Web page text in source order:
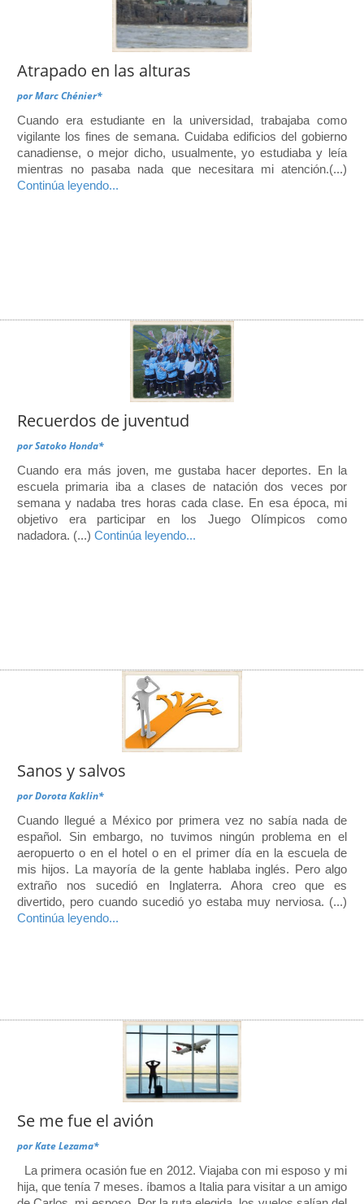
Atrapado en las alturas
porMarc Chénier*
Cuando era estudiante en la universidad, trabajaba como
vigilante los fines de semana. Cuidaba edificios del gobierno
canadiense, o mejor dicho, usualmente, yo estudiaba y leía
mientras no pasaba nada que necesitara mi atención.(...)
Continúa leyendo...
Recuerdos de juventud
porSatoko Honda*
Cuando era más joven, me gustaba hacer deportes. En la
escuela primaria iba a clases de natación dos veces por
semana y nadaba tres horas cada clase. En esa época, mi
objetivo era participar en los Juego Olímpicos como
nadadora. (...) Continúa leyendo...
Sanos y salvos
porDorota Kaklin*
Cuando llegué a México por primera vez no sabía nada de
español. Sin embargo, no tuvimos ningún problema en el
aeropuerto o en el hotel o en el primer día en la escuela de
mis hijos. La mayoría de la gente hablaba inglés. Pero algo
extraño nos sucedió en Inglaterra. Ahora creo que es
divertido, pero cuando sucedió yo estaba muy nerviosa. (...)
Continúa leyendo...
Se me fue el avión
porKate Lezama*
La primera ocasión fue en 2012. Viajaba con mi esposo y mi
hija, que tenía 7 meses. íbamos a Italia para visitar a un amigo